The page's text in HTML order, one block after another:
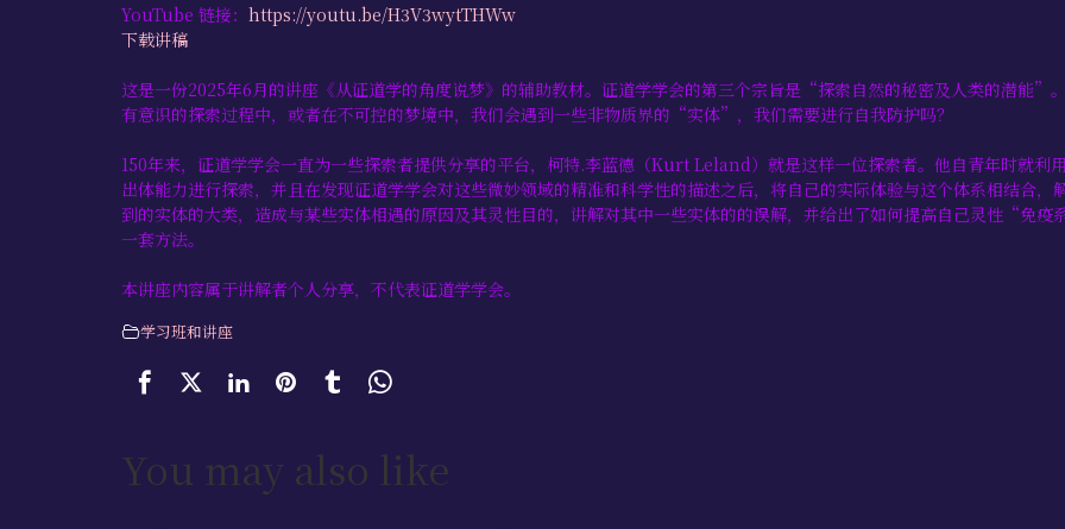
YouTube 链接： https://youtu.be/H3V3wytTHWw
下载讲稿
这是一份2025年6月的讲座《从证道学的角度说梦》的辅助教材。证道学学会的第三个宗旨是“探索自然的秘密及人类的潜能”
有意识的探索过程中，或者在不可控的梦境中，我们会遇到一些非物质界的“实体”，我们需要进行自我防护吗？
150年来，证道学学会一直为一些探索者提供分享的平台，柯特.李蓝德（Kurt Leland）就是这样一位探索者。他自青年时就利
出体能力进行探索，并且在发现证道学学会对这些微妙领域的精准和科学性的描述之后，将自己的实际体验与这个体系相结合，
到的实体的大类，造成与某些实体相遇的原因及其灵性目的，讲解对其中一些实体的的误解，并给出了如何提高自己灵性“免疫
一套方法。
本讲座内容属于讲解者个人分享，不代表证道学学会。
学习班和讲座
You may also like